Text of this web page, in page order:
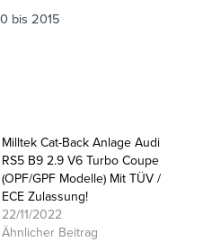
bis 2015
Milltek Cat-Back Anlage Audi
RS5 B9 2.9 V6 Turbo Coupe
(OPF/GPF Modelle) Mit TÜV /
ECE Zulassung!
22/11/2022
Ähnlicher Beitrag